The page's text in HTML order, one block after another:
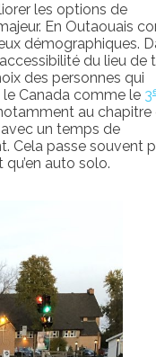
les options de
En Outaouais
démographiques.
du lieu de
des personnes qui
le Canada comme le 3
au chapitre
un temps de
Cela passe souvent
auto solo.